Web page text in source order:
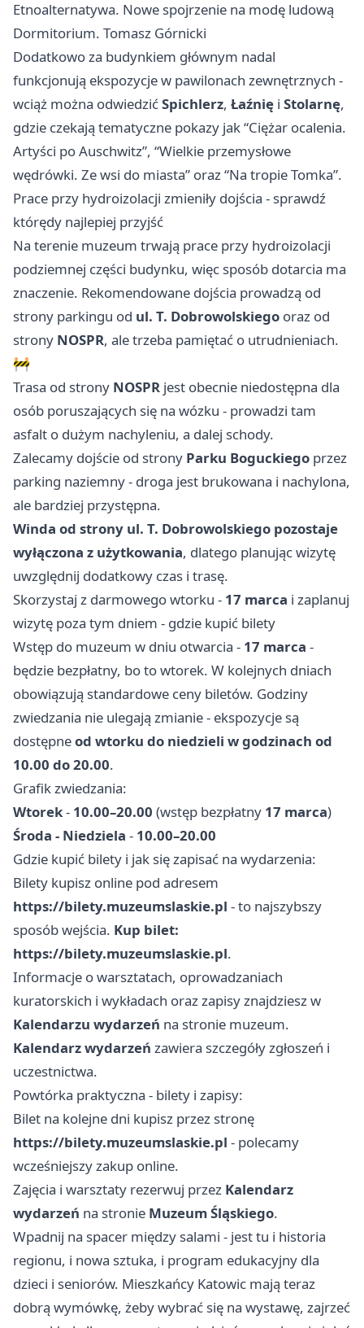
Etnoalternatywa. Nowe spojrzenie na modę ludową
Dormitorium. Tomasz Górnicki
Dodatkowo za budynkiem głównym nadal
funkcjonują ekspozycje w pawilonach zewnętrznych -
wciąż można odwiedzićSpichlerz, Łaźnię i Stolarnę,
gdzie czekają tematyczne pokazy jak “Ciężar ocalenia.
Artyści po Auschwitz”, “Wielkie przemysłowe
wędrówki. Ze wsi do miasta” oraz “Na tropie Tomka”.
Prace przy hydroizolacji zmieniły dojścia - sprawdź
którędy najlepiej przyjść
Na terenie muzeum trwają prace przy hydroizolacji
podziemnej części budynku, więc sposób dotarcia ma
znaczenie. Rekomendowane dojścia prowadzą od
strony parkingu od ul. T. Dobrowolskiego oraz od
strony NOSPR, ale trzeba pamiętać o utrudnieniach.
🚧
Trasa od strony NOSPR jest obecnie niedostępna dla
osób poruszających się na wózku - prowadzi tam
asfalt o dużym nachyleniu, a dalej schody.
Zalecamy dojście od strony Parku Boguckiego przez
parking naziemny - droga jest brukowana i nachylona,
ale bardziej przystępna.
Winda od strony ul. T. Dobrowolskiego pozostaje
wyłączona z użytkowania, dlatego planując wizytę
uwzględnij dodatkowy czas i trasę.
Skorzystaj z darmowego wtorku - 17 marca i zaplanuj
wizytę poza tym dniem - gdzie kupić bilety
Wstęp do muzeum w dniu otwarcia - 17 marca -
będzie bezpłatny, bo to wtorek. W kolejnych dniach
obowiązują standardowe ceny biletów. Godziny
zwiedzania nie ulegają zmianie - ekspozycje są
dostępneod wtorku do niedzieli w godzinach od
10.00 do 20.00.
Grafik zwiedzania:
Wtorek- 10.00–20.00 (wstęp bezpłatny 17 marca)
Środa - Niedziela - 10.00–20.00
Gdzie kupić bilety i jak się zapisać na wydarzenia:
Bilety kupisz online pod adresem
https://bilety.muzeumslaskie.pl - to najszybszy
sposób wejścia. Kup bilet:
https://bilety.muzeumslaskie.pl.
Informacje o warsztatach, oprowadzaniach
kuratorskich i wykładach oraz zapisy znajdziesz w
Kalendarzu wydarzeń na stronie muzeum.
Kalendarz wydarzeń zawiera szczegóły zgłoszeń i
uczestnictwa.
Powtórka praktyczna - bilety i zapisy:
Bilet na kolejne dni kupisz przez stronę
https://bilety.muzeumslaskie.pl - polecamy
wcześniejszy zakup online.
Zajęcia i warsztaty rezerwuj przez Kalendarz
wydarzeń na stronie Muzeum Śląskiego.
Wpadnij na spacer między salami - jest tu i historia
regionu, i nowa sztuka, i program edukacyjny dla
dzieci i seniorów. Mieszkańcy Katowic mają teraz
dobrą wymówkę, żeby wybrać się na wystawę, zajrzeć